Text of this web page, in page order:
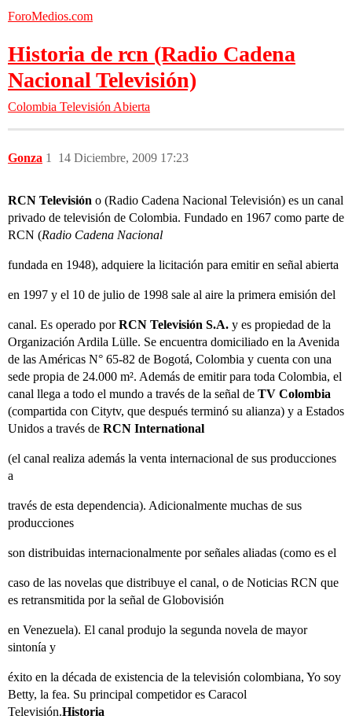
ForoMedios.com
Historia de rcn (Radio Cadena
Nacional Televisión)
Colombia Televisión Abierta
Gonza 14 Diciembre, 2009 17:23
1
RCN Televisión o (Radio Cadena Nacional Televisión) es un canal
privado de televisión de Colombia. Fundado en 1967 como parte de
RCN (Radio Cadena Nacional
fundada en 1948), adquiere la licitación para emitir en señal abierta
en 1997 y el 10 de julio de 1998 sale al aire la primera emisión del
canal. Es operado porRCN Televisión S.A. y es propiedad de la
Organización Ardila Lülle. Se encuentra domiciliado en la Avenida
de las Américas N° 65-82 de Bogotá, Colombia y cuenta con una
sede propia de 24.000 m². Además de emitir para toda Colombia, el
canal llega a todo el mundo a través de la señal de TV Colombia
(compartida con Citytv, que después terminó su alianza) y a Estados
Unidos a través de RCN International
(el canal realiza además la venta internacional de sus producciones
a
través de esta dependencia). Adicionalmente muchas de sus
producciones
son distribuidas internacionalmente por señales aliadas (como es el
caso de las novelas que distribuye el canal, o de Noticias RCN que
es retransmitida por la señal de Globovisión
en Venezuela). El canal produjo la segunda novela de mayor
sintonía y
éxito en la década de existencia de la televisión colombiana, Yo soy
Betty, la fea. Su principal competidor es Caracol
Televisión.Historia